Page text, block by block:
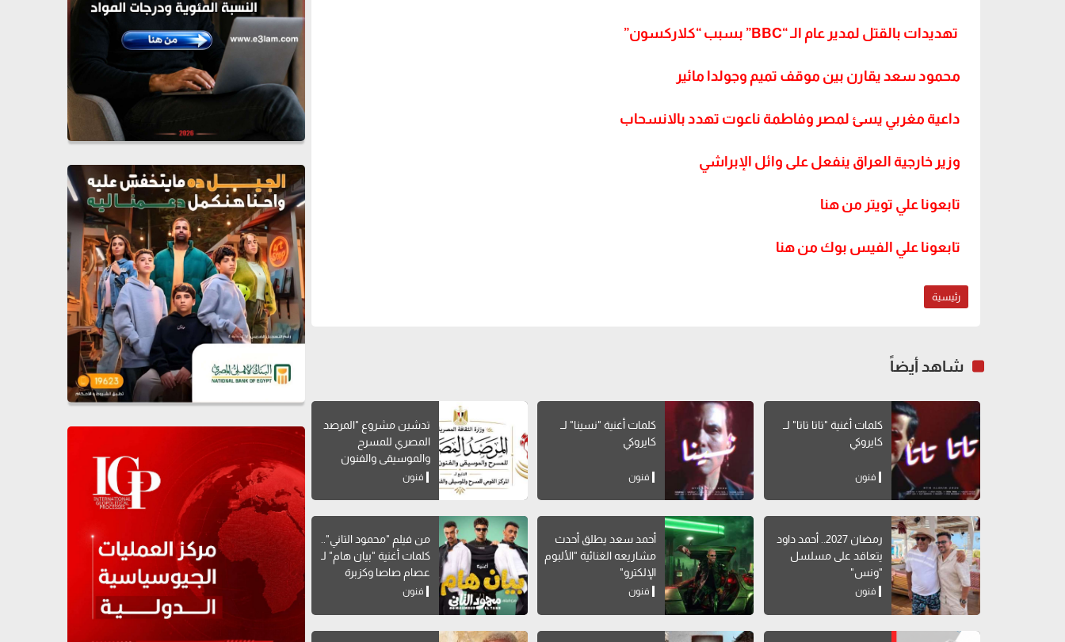
تهديدات بالقتل لمدير عام الـ “BBC” بسبب “كلاركسون”‎
محمود سعد يقارن بين موقف تميم وجولدا مائير
داعية مغربي يسئ لمصر وفاطمة ناعوت تهدد بالانسحاب
وزير خارجية العراق ينفعل على وائل الإبراشي
تابعونا علي تويتر من هنا
تابعونا علي الفيس بوك من هنا
رئيسية
شاهد أيضاً
كلمات أغنية "تاتا تاتا" لــ
كايروكي
فنون
كلمات أغنية "نسينا" لــ
كايروكي
فنون
تدشين مشروع "المرصد
المصري للمسرح
والموسيقى والفنون
الشعبية"
فنون
رمضان 2027.. أحمد داود
يتعاقد على مسلسل
"ونس"
فنون
أحمد سعد يطلق أحدث
مشاريعه الغنائية "الألبوم
الإلكترو"
فنون
من فيلم "محمود التاني"..
كلمات أغنية "بيان هام" لـ
عصام صاصا وكزبرة
فنون